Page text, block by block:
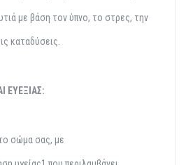
με βάση τον ύπνο, το στρες, την
καταδύσεις.
ΕΥΕΞΙΑΣ:
σώμα σας, με